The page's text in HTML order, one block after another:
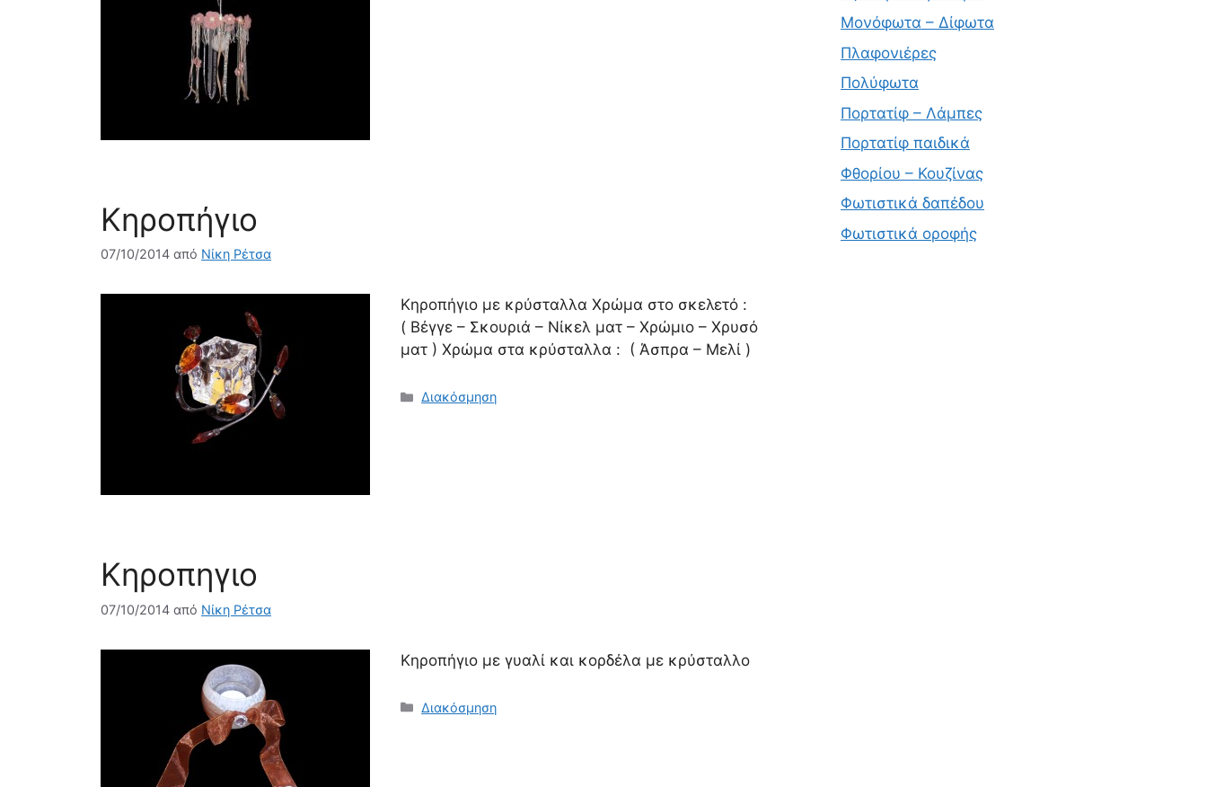
Κηροπήγιο
07/10/2014 από Νίκη Ρέτσα
Κηροπήγιο με κρύσταλλα Χρώμα στο σκελετό :
( Bέγγε – Σκουριά – Νίκελ ματ – Χρώμιο – Χρυσό
ματ ) Χρώμα στα κρύσταλλα : ( Άσπρα – Μελί )
Κατηγορίες
Διακόσμηση
Κηροπηγιο
07/10/2014 από Νίκη Ρέτσα
Κηροπήγιο με γυαλί και κορδέλα με κρύσταλλο
Κατηγορίες
Διακόσμηση
Μονόφωτα – Δίφωτα
Πλαφονιέρες
Πολύφωτα
Πορτατίφ – Λάμπες
Πορτατίφ παιδικά
Φθορίου – Κουζίνας
Φωτιστικά δαπέδου
Φωτιστικά οροφής